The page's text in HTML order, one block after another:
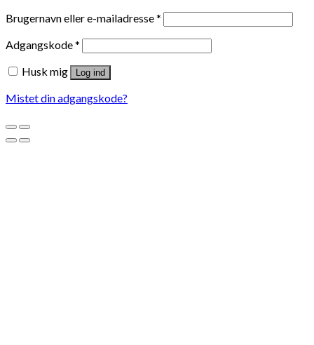
Brugernavn eller e-mailadresse*
Adgangskode*
Husk mig
Log ind
Mistet din adgangskode?